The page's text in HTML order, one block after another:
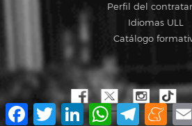
Perfil del
Idiomas ULL
Catálogo
Facebook
TwitterLinkedInWhatsApp
Telegram